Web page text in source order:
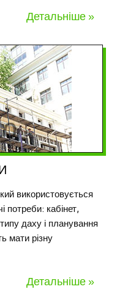
Детальніше »
використовується
потреби: кабінет,
даху і планування
мати різну
Детальніше »